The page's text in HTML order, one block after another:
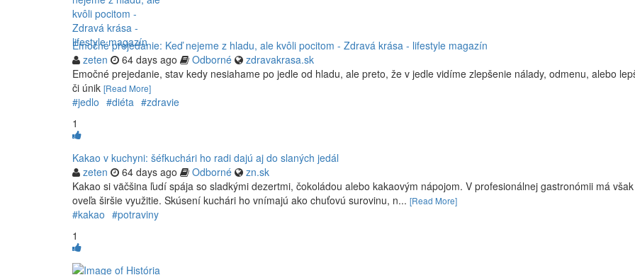
Emočné prejedanie: Keď nejeme z hladu, ale kvôli pocitom - Zdravá krása - lifestyle magazín
zeten
64 days ago Odborné
zdravakrasa.sk
Emočné prejedanie, stav kedy nesiahame po jedle od hladu, ale preto, že v jedle vidíme zlepšenie nálady, odmenu, alebo
či únik [Read More]
#jedlo #diéta #zdravie
1
Kakao v kuchyni: šéfkuchári ho radi dajú aj do slaných jedál
zeten
64 days ago Odborné
zn.sk
Kakao si väčšina ľudí spája so sladkými dezertmi, čokoládou alebo kakaovým nápojom. V profesionálnej gastronómii má
oveľa širšie využitie. Skúsení kuchári ho vnímajú ako chuťovú surovinu, n... [Read More]
#kakao #potraviny
1